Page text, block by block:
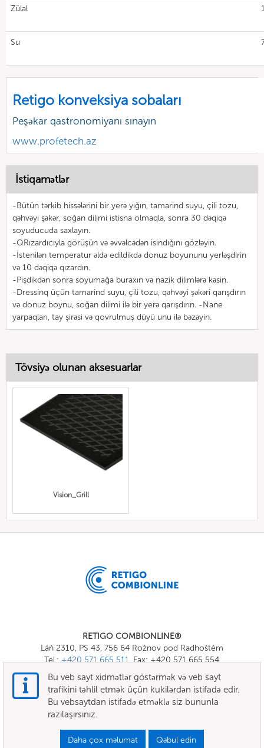
Zülal
Su
Retigo konveksiya sobaları
Peşəkar qastronomiyanı sınayın
www.profetech.az
İstiqamətlər
-Bütün tərkib hissələrini bir yerə yığın, tamarind suyu, çili tozu,
qəhvəyi şəkər, soğan dilimi istisna olmaqla, sonra 30 dəqiqə
soyuducuda saxlayın.
-QRızardıcıyla görüşün və əvvəlcədən isindığını gözləyin.
-İstenilən temperatur əldə edildikdə donuz boyununu yerləşdirin
və 10 dəqiqə qızardın.
-Pişdikdən sonra soyumağa buraxın və nazik dilimlərə kəsin.
-Dressinq üçün tamarind suyu, çili tozu, qəhvəyi şəkəri qarışdırın
və donuz boynu, soğan dilimi ilə bir yerə qarışdırın. -Nane
yarpaqları, tay şirəsi və qovrulmuş düyü unu ilə bəzəyin.
Tövsiyə olunan aksesuarlar
Vision_Grill
RETIGO COMBIONLINE®
Láň 2310, PS 43, 756 64 Rožnov pod Radhoštěm
Tel.:+420 571 665 511, Fax: +420 571 665 554
E-mail: info@combionline.com
ŞƏRTLƏR VƏ QAYDALAR
Bu veb sayt xidmətlər göstərmək və veb sayt
trafikini təhlil etmək üçün kukilərdən istifadə edir.
Bu vebsaytdan istifadə etməklə siz bununla
razılaşırsınız.
Daha çox məlumat Qəbul edin